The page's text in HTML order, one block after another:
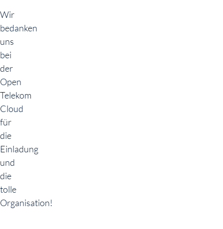
Wir
bedanken
uns
bei
der
Open
Telekom
Cloud
für
die
Einladung
und
die
tolle
Organisation!